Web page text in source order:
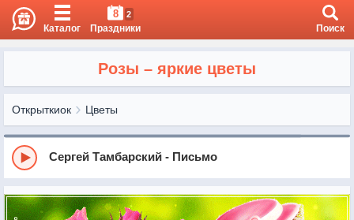
Каталог
8 2
Праздники Поиск
Розы – яркие цветы
Открыткиок Цветы
Сергей Тамбарский - Письмо